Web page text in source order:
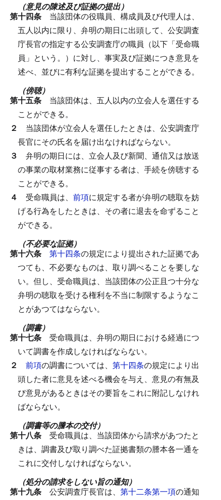
（意見の陳述及び証拠の提出）
第十四条 当該団体の役職員、構成員及び代理人は、
五人以内に限り、弁明の期日に出頭して、公安調査
庁長官の指定する公安調査庁の職員（以下「受命職
員」という。）に対し、事実及び証拠につき意見を
述べ、並びに有利な証拠を提出することができる。
（傍聴）
第十五条 当該団体は、五人以内の立会人を選任する
ことができる。
２ 当該団体が立会人を選任したときは、公安調査庁
長官にその氏名を届け出なければならない。
３ 弁明の期日には、立会人及び新聞、通信又は放送
の事業の取材業務に従事する者は、手続を傍聴する
ことができる。
４ 受命職員は、 前項に規定する者が弁明の聴取を妨
げる行為をしたときは、その者に退去を命ずること
ができる。
（不必要な証拠）
第十六条 第十四条の規定により提出された証拠であ
つても、不必要なものは、取り調べることを要しな
い。 但し、受命職員は、当該団体の公正且つ十分な
弁明の聴取を受ける権利を不当に制限するようなこ
とがあつてはならない。
（調書）
第十七条 受命職員は、弁明の期日における経過につ
いて調書を作成しなければならない。
２ 前項の調書については、 第十四条の規定により出
頭した者に意見を述べる機会を与え、意見の有無及
び意見があるときはその要旨をこれに附記しなけれ
ばならない。
（調書等の謄本の交付）
第十八条 受命職員は、当該団体から請求があつたと
きは、調書及び取り調べた証拠書類の謄本各一通を
これに交付しなければならない。
（処分の請求をしない旨の通知）
第十九条 公安調査庁長官は、 第十二条第一項の通知